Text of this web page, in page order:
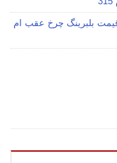
بلبرینگ چرخ عقب ام